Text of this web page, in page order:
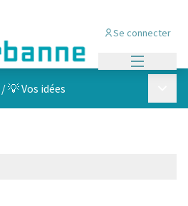
Se connecter
/💡 Vos idées